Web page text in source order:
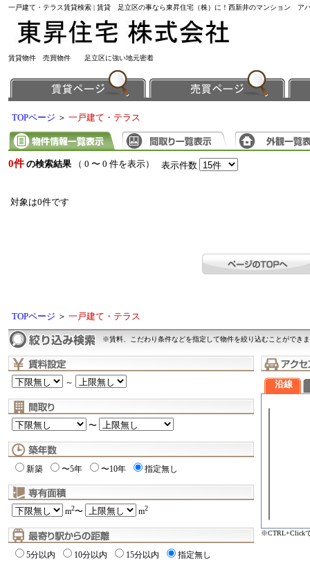
一戸建て・テラス賃貸検索 | 賃貸 足立区の事なら東昇住宅（株）に！西新井のマンション
賃貸物件 売買物件 足立区に強い地元密着
TOPページ ＞ 一戸建て・テラス
0件 の検索結果 （ 0 〜 0 件を表示） 表示件数
対象は0件です
TOPページ ＞ 一戸建て・テラス
※賃料、こだわり条件などを指定して物件を絞り込むことができ
～
〜
新築 〜5年 〜10年 指定無し
m2〜 m2
5分以内 10分以内 15分以内 指定無し
沿線
※CTRL+Click